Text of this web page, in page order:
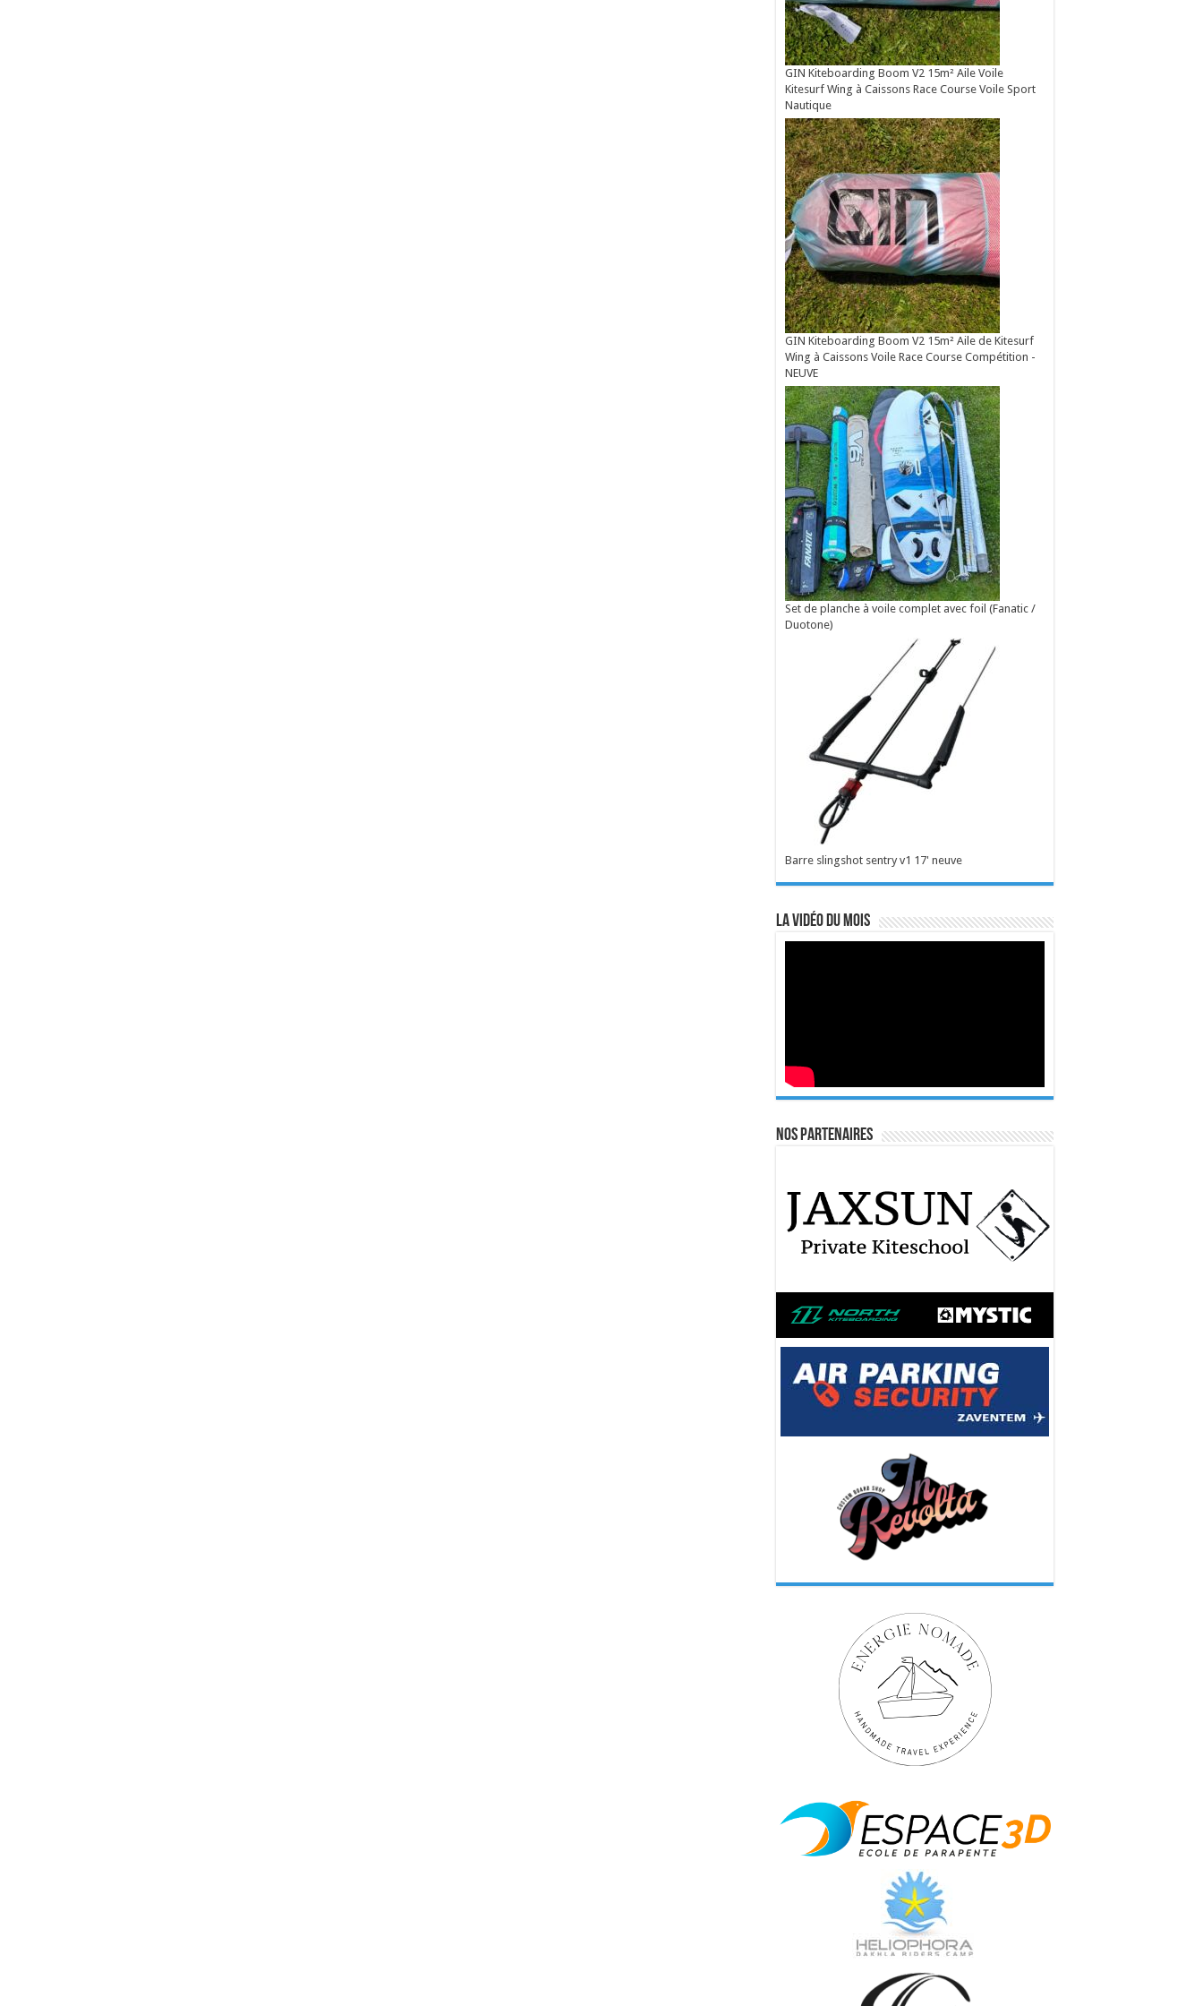
GIN Kiteboarding Boom V2 15m² Aile Voile
Kitesurf Wing à Caissons Race Course Voile Sport
Nautique
GIN Kiteboarding Boom V2 15m² Aile de Kitesurf
Wing à Caissons Voile Race Course Compétition -
NEUVE
Set de planche à voile complet avec foil (Fanatic /
Duotone)
Barre slingshot sentry v1 17' neuve
La vidéo du mois
Nos Partenaires